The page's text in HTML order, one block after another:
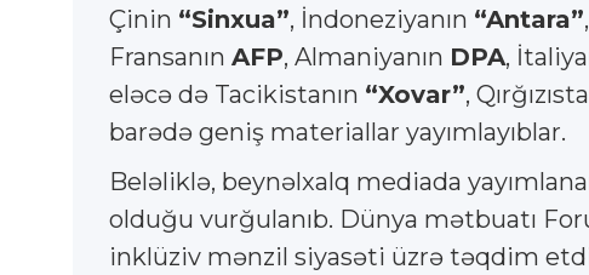
Çinin “Sinxua”, İndoneziyanın “Antara”
Fransanın AFP, Almaniyanın DPA,
eləcə də Tacikistanın “Xovar”,
barədə geniş materiallar yayımlayıblar.
Beləliklə, beynəlxalq mediada
olduğu vurğulanıb. Dünya mətbuatı
inklüziv mənzil siyasəti üzrə təqdim